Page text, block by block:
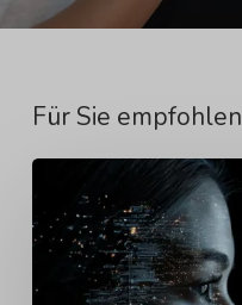
Für Sie empfohlen
bessere
reale